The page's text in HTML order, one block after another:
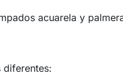
acuarela y
diferentes: